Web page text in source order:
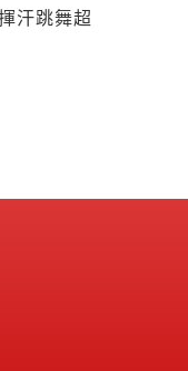
汗跳舞超